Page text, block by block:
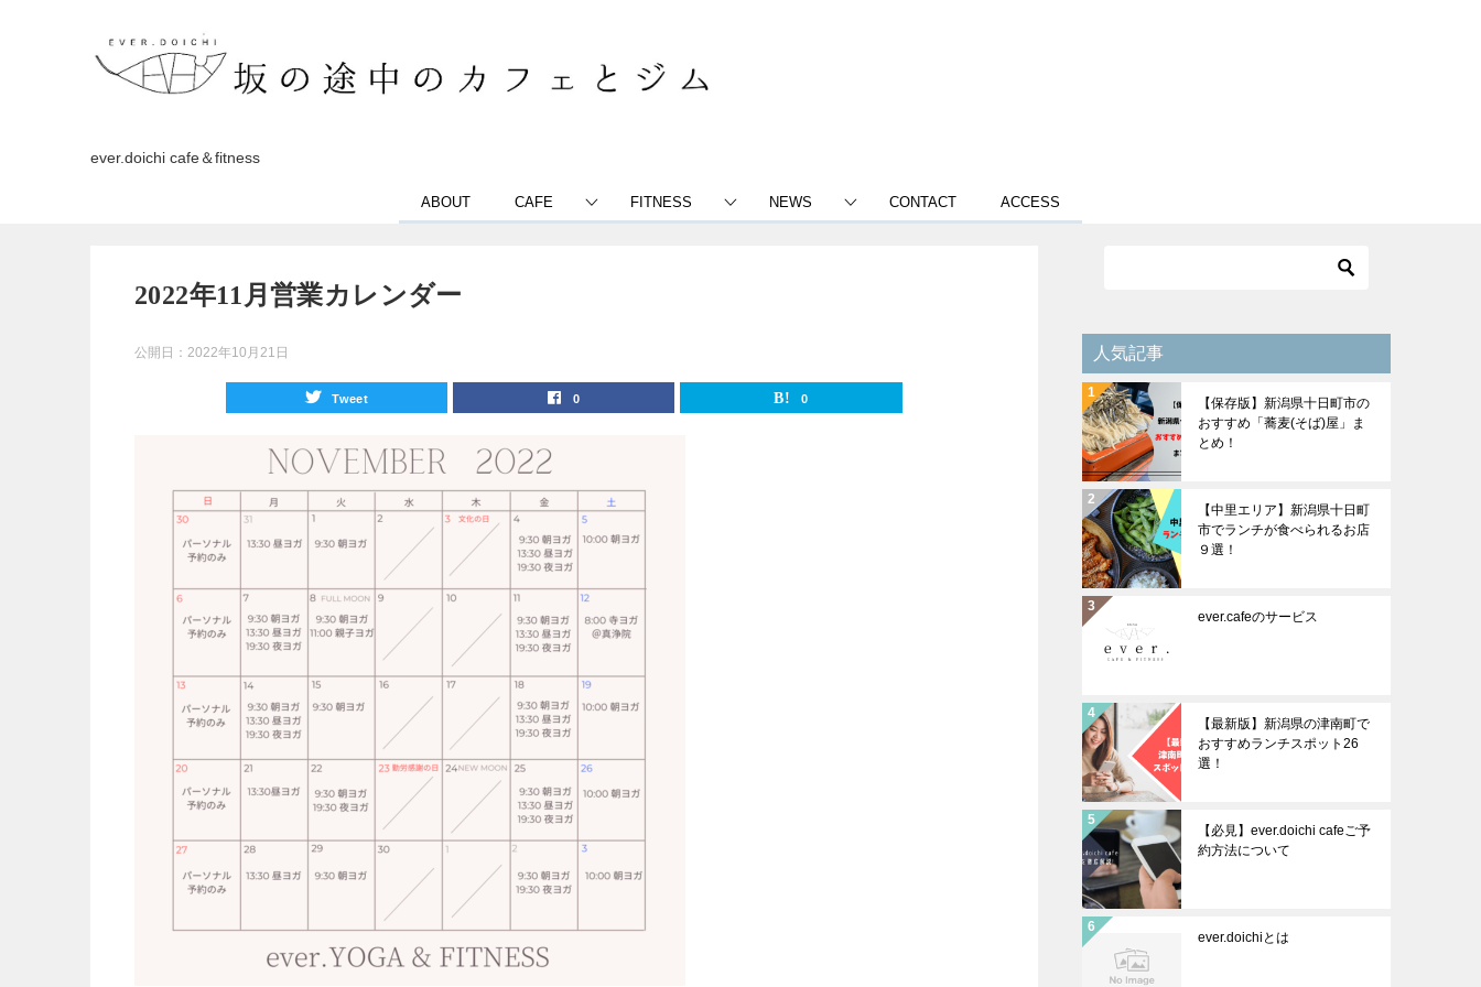
ever.doichi cafe＆fitness
ABOUT CAFE FITNESS NEWS CONTACT ACCESS
2022年11月営業カレンダー
公開日： 2022年10月21日
Tweet 0 0
人気記事
【保存版】新潟県十日町市の
おすすめ「蕎麦(そば)屋」ま
とめ！
【中里エリア】新潟県十日町
市でランチが食べられるお店
９選！
ever.cafeのサービス
【最新版】新潟県の津南町で
おすすめランチスポット26
選！
【必見】ever.doichi cafeご予
約方法について
ever.doichiとは